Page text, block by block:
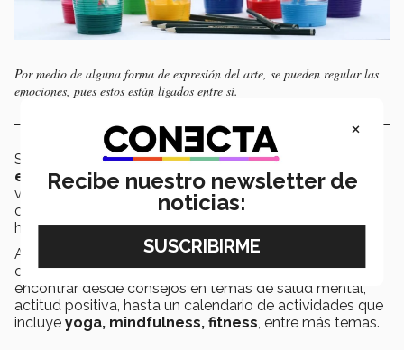
Por medio de alguna forma de expresión del arte, se pueden regular las
emociones, pues estos están ligados entre sí.
Si eres alumno del Tec y requieres de apoyo
emocional, médico o nutricional, no olvides de
visitar el programaTQueremos , en donde encontrarás
consejos, actividades y unalínea de apoyo
horas.
Además, recuerda que elTec de Monterrey
con el programaCuida Tu Mente, donde podrás
encontrar desde consejos en temas de salud mental,
actitud positiva, hasta un calendario de actividades que
incluye yoga, mindfulness, fitness, entre más temas.
×
Recibe nuestro newsletter de
noticias: